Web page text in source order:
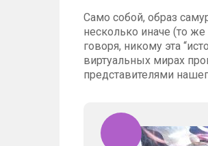
Само собой, образ
несколько иначе (то
говоря, никому эта
виртуальных мирах
представителями